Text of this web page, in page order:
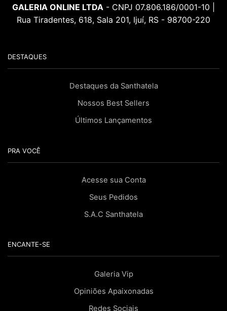
GALERIA ONLINE LTDA - CNPJ 07.806.186/0001-10 |
Rua Tiradentes, 618, Sala 201, Ijuí, RS - 98700-220
DESTAQUES
Destaques da Santhatela
Nossos Best Sellers
Últimos Lançamentos
PRA VOCÊ
Acesse sua Conta
Seus Pedidos
S.A.C Santhatela
ENCANTE-SE
Galeria Vip
Opiniões Apaixonadas
Redes Sociais